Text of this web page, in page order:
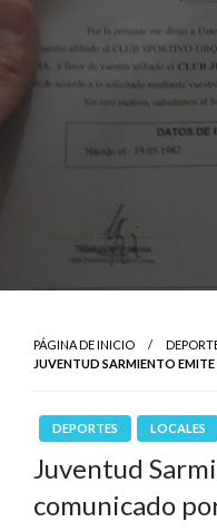
PÁGINA DE INICIO
JUVENTUD SARMIENTO
DEPORTES LOCALES
Juventud
comunicado